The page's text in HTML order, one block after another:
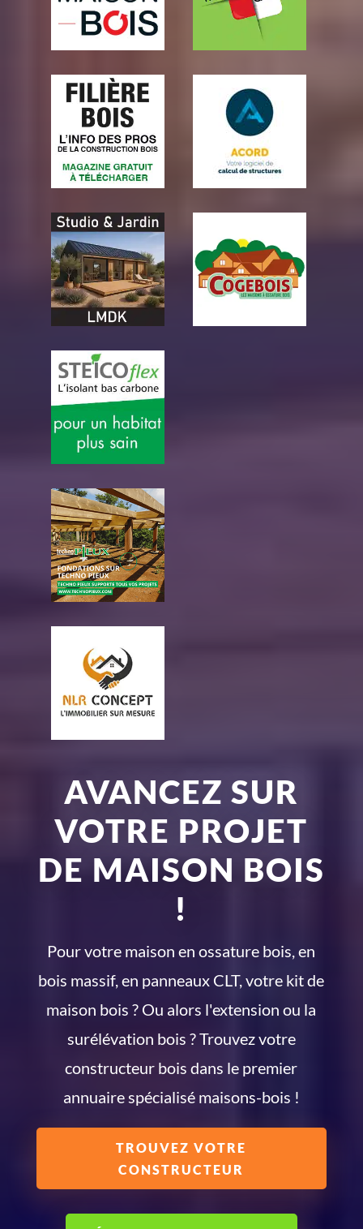
AVANCEZ SUR
VOTRE PROJET
DE MAISON BOIS
!
Pour votre maison en ossature bois, en
bois massif, en panneaux CLT, votre kit de
maison bois ? Ou alors l'extension ou la
surélévation bois ? Trouvez votre
constructeur bois dans le premier
annuaire spécialisé maisons-bois !
TROUVEZ VOTRE
CONSTRUCTEUR